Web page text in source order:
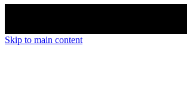
Skip to main content